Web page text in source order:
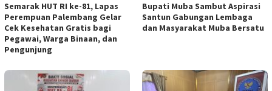
Semarak HUT RI ke-81, Lapas
Perempuan Palembang Gelar
Cek Kesehatan Gratis bagi
Pegawai, Warga Binaan, dan
Pengunjung
Bupati Muba Sambut Aspirasi
Santun Gabungan Lembaga
dan Masyarakat Muba Bersatu